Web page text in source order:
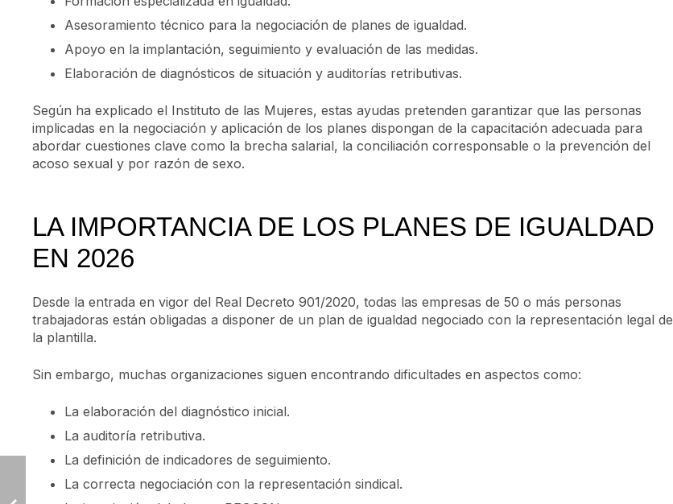
Asesoramiento técnico para la negociación de planes de igualdad.
Apoyo en la implantación, seguimiento y evaluación de las medidas.
Elaboración de diagnósticos de situación y auditorías retributivas.
Según ha explicado el Instituto de las Mujeres, estas ayudas pretenden garantizar que las personas
implicadas en la negociación y aplicación de los planes dispongan de la capacitación adecuada para
abordar cuestiones clave como la brecha salarial, la conciliación corresponsable o la prevención del
acoso sexual y por razón de sexo.
LA IMPORTANCIA DE LOS PLANES DE IGUALDAD
EN 2026
Desde la entrada en vigor del Real Decreto 901/2020, todas las empresas de 50 o más personas
trabajadoras están obligadas a disponer de un plan de igualdad negociado con la representación legal de
la plantilla.
Sin embargo, muchas organizaciones siguen encontrando dificultades en aspectos como:
La elaboración del diagnóstico inicial.
La auditoría retributiva.
La definición de indicadores de seguimiento.
La correcta negociación con la representación sindical.